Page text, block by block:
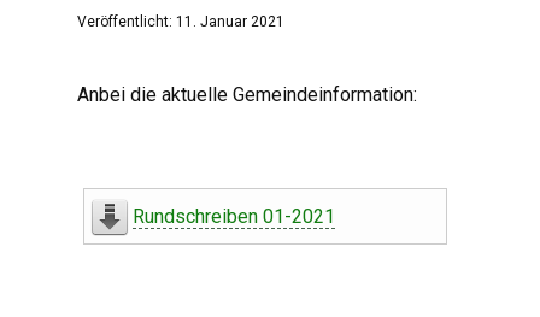
Veröffentlicht: 11. Januar 2021
Anbei die aktuelle Gemeindeinformation:
Rundschreiben 01-2021